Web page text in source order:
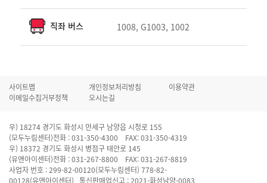
직좌 버스 1008, G1003, 1002
사이트맵 개인정보처리방침
이용약관
이메일수집거부정책
오시는길
우) 18274 경기도 화성시 만세구 남양읍 시청로 155
(모두누림센터)전화 : 031-350-4300 FAX: 031-350-4319
우) 18372 경기도 화성시 병점구 태안로 145
(유앤아이센터)전화 : 031-267-8800 FAX: 031-267-8819
사업자 번호 : 299-82-00120(모두누림센터) 778-82-
00128(유앤아이센터) 통신판매업신고 : 2021-화성남양-0083